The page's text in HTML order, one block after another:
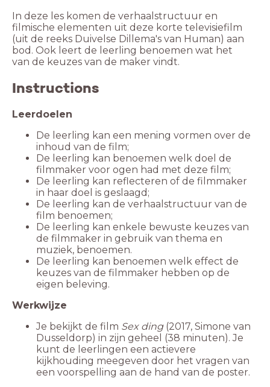
In deze les komen de verhaalstructuur en
filmische elementen uit deze korte televisiefilm
(uit de reeks Duivelse Dillema's van Human) aan
bod. Ook leert de leerling benoemen wat het
van de keuzes van de maker vindt.
Instructions
Leerdoelen
De leerling kan een mening vormen over de
inhoud van de film;
De leerling kan benoemen welk doel de
filmmaker voor ogen had met deze film;
De leerling kan reflecteren of de filmmaker
in haar doel is geslaagd;
De leerling kan de verhaalstructuur van de
film benoemen;
De leerling kan enkele bewuste keuzes van
de filmmaker in gebruik van thema en
muziek, benoemen.
De leerling kan benoemen welk effect de
keuzes van de filmmaker hebben op de
eigen beleving.
Werkwijze
Je bekijkt de film Sex ding(2017, Simone van
Dusseldorp) in zijn geheel (38 minuten). Je
kunt de leerlingen een actievere
kijkhouding meegeven door het vragen van
een voorspelling aan de hand van de poster.